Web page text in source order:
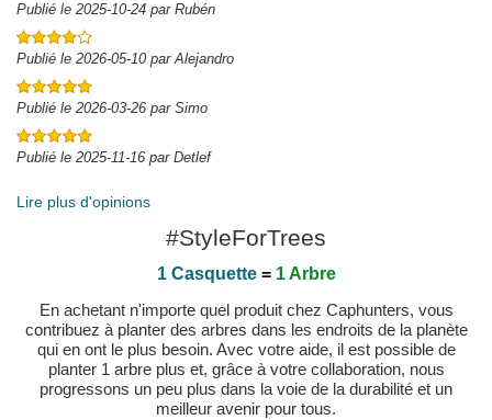
Publié le 2025-10-24 par Rubén
Publié le 2026-05-10 par Alejandro
Publié le 2026-03-26 par Simo
Publié le 2025-11-16 par Detlef
Lire plus d'opinions
#StyleForTrees
1 Casquette= 1 Arbre
En achetant n'importe quel produit chez Caphunters, vous
contribuez à planter des arbres dans les endroits de la planète
qui en ont le plus besoin. Avec votre aide, il est possible de
planter 1 arbre plus et, grâce à votre collaboration, nous
progressons un peu plus dans la voie de la durabilité et un
meilleur avenir pour tous.